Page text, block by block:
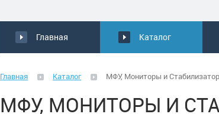
Главная Каталог
Главная Каталог МФУ, Мониторы и
МФУ, МОНИТОРЫ И